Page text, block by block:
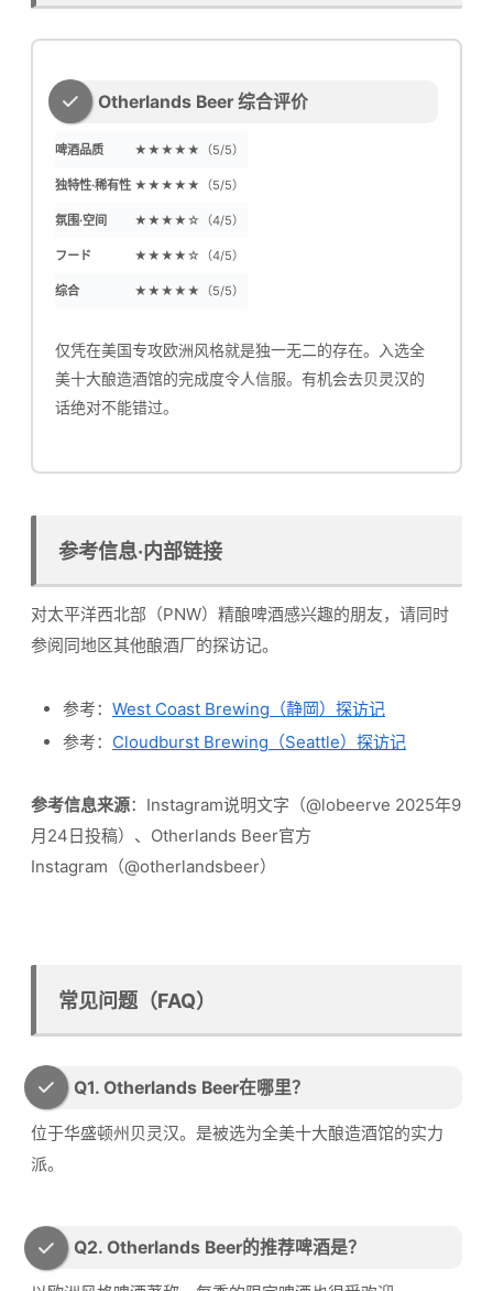
Otherlands Beer 综合评价
啤酒品质 ★★★★★（5/5）
独特性·稀有性 ★★★★★（5/5）
氛围·空间 ★★★★☆（4/5）
フード ★★★★☆（4/5）
综合 ★★★★★（5/5）
仅凭在美国专攻欧洲风格就是独一无二的存在。入选全
美十大酿造酒馆的完成度令人信服。有机会去贝灵汉的
话绝对不能错过。
参考信息·内部链接
对太平洋西北部（PNW）精酿啤酒感兴趣的朋友，请同时
参阅同地区其他酿酒厂的探访记。
参考： West Coast Brewing（静岡）探访记
参考： Cloudburst Brewing（Seattle）探访记
参考信息来源：Instagram说明文字（@lobeerve 2025年9
月24日投稿）、Otherlands Beer官方
Instagram（@otherlandsbeer）
常见问题（FAQ）
Q1. Otherlands Beer在哪里？
位于华盛顿州贝灵汉。是被选为全美十大酿造酒馆的实力
派。
Q2. Otherlands Beer的推荐啤酒是？